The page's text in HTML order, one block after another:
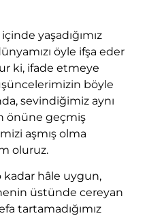
yaşadığımız
öyle ifşa eder
ki, ifade etmeye
böyle
sevindiğimiz aynı
önüne geçmiş
aşmış olma
oluruz.
kadar hâle uygun,
üstünde cereyan
tartamadığımız